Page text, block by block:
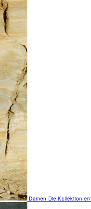
Damen Die Kollektion